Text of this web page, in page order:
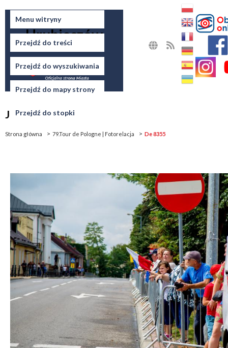
Menu witryny
Przejdź do treści
Przejdź do wyszukiwania
Przejdź do mapy strony
Przejdź do stopki
Miasto
Hrubieszów
Jesteś tutaj
Strona główna 79.Tour de Pologne | Fotorelacja De 8355